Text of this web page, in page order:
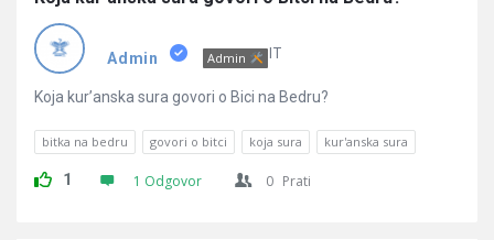
Admin Admin IT
Koja kur’anska sura govori o Bici na Bedru?
bitka na bedru govori o bitci koja sura kur'anska sura
1 1 Odgovor 0 Prati